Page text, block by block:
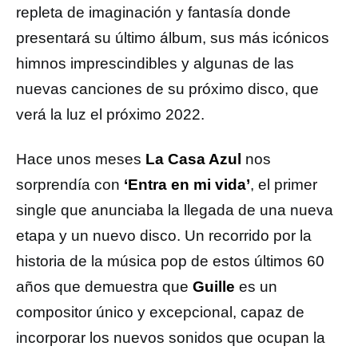
repleta de imaginación y fantasía donde
presentará su último álbum, sus más icónicos
himnos imprescindibles y algunas de las
nuevas canciones de su próximo disco, que
verá la luz el próximo 2022.
Hace unos meses La Casa Azul nos
sorprendía con ‘Entra en mi vida’, el primer
single que anunciaba la llegada de una nueva
etapa y un nuevo disco. Un recorrido por la
historia de la música pop de estos últimos 60
años que demuestra que Guille es un
compositor único y excepcional, capaz de
incorporar los nuevos sonidos que ocupan la